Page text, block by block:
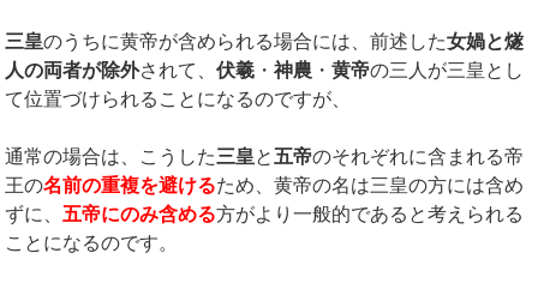
三皇のうちに黄帝が含められる場合には、前述した女媧と燧
人の両者が除外されて、伏羲 ・神農 ・黄帝の三人が三皇とし
て位置づけられることになるのですが、
通常の場合は、こうした三皇と 五帝のそれぞれに含まれる帝
王の名前の重複を避けるため、黄帝の名は三皇の方には含め
ずに、 五帝にのみ含める方がより一般的であると考えられる
ことになるのです。